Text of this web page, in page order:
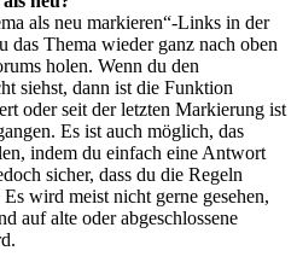
als neu markieren“-Links in der
das Thema wieder ganz nach oben
holen. Wenn du den
siehst, dann ist die Funktion
oder seit der letzten Markierung ist
Es ist auch möglich, das
indem du einfach eine Antwort
sicher, dass du die Regeln
wird meist nicht gerne gesehen,
auf alte oder abgeschlossene